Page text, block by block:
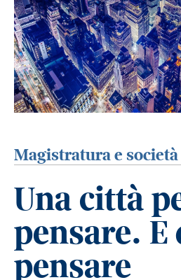
Magistratura e società
Una città
pensare. E
pensare